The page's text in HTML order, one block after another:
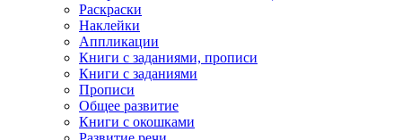
Раскраски
Наклейки
Аппликации
Книги с заданиями, прописи
Книги с заданиями
Прописи
Общее развитие
Книги с окошками